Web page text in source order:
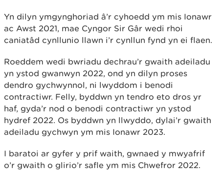
Yn dilyn ymgynghoriad â’r cyhoedd ym mis Ionawr
ac Awst 2021, mae Cyngor Sir Gâr wedi rhoi
caniatâd cynllunio llawn i’r cynllun fynd yn ei flaen.
Roeddem wedi bwriadu dechrau’r gwaith adeiladu
yn ystod gwanwyn 2022, ond yn dilyn proses
dendro gychwynnol, ni lwyddom i benodi
contractiwr. Felly, byddwn yn tendro eto dros yr
haf, gyda’r nod o benodi contractiwr yn ystod
hydref 2022. Os byddwn yn llwyddo, dylai’r gwaith
adeiladu gychwyn ym mis Ionawr 2023.
I baratoi ar gyfer y prif waith, gwnaed y mwyafrif
o’r gwaith o glirio’r safle ym mis Chwefror 2022.